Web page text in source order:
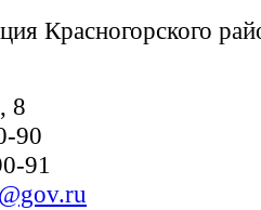
Красногорского
8
90
91